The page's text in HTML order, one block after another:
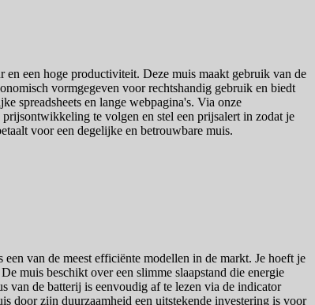
een hoge productiviteit. Deze muis maakt gebruik van de
vormgegeven voor rechtshandig gebruik en biedt
spreadsheets en lange webpagina's. Via onze
te volgen en stel een prijsalert in zodat je
voor een degelijke en betrouwbare muis.
van de meest efficiënte modellen in de markt. Je hoeft je
muis beschikt over een slimme slaapstand die energie
van de batterij is eenvoudig af te lezen via de indicator
door zijn duurzaamheid een uitstekende investering is voor